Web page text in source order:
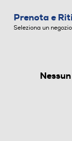
VENTILATORI
Prenota e
Seleziona un